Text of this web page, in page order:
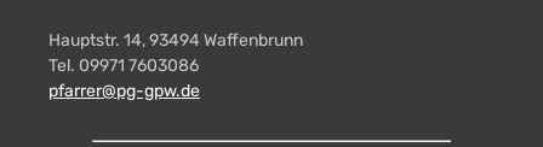
Hauptstr. 14, 93494 Waffenbrunn
Tel. 09971 7603086
pfarrer@pg-gpw.de